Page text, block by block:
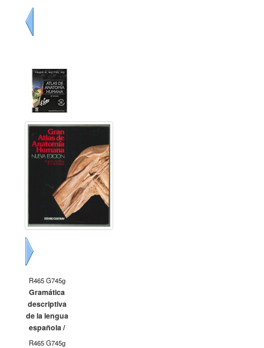
R465 G745g
Gramática
descriptiva
de la lengua
española /
R465 G745g